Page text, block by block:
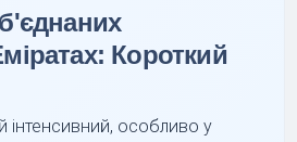
Короткий
інтенсивний, особливо у